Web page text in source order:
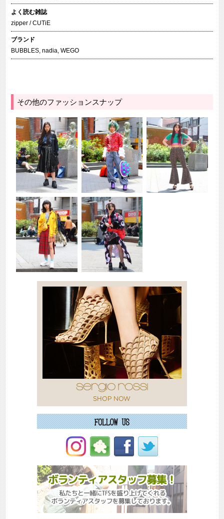
よく読む雑誌
zipper / CUTiE
ブランド
BUBBLES, nadia, WEGO
その他のファッションスナップ